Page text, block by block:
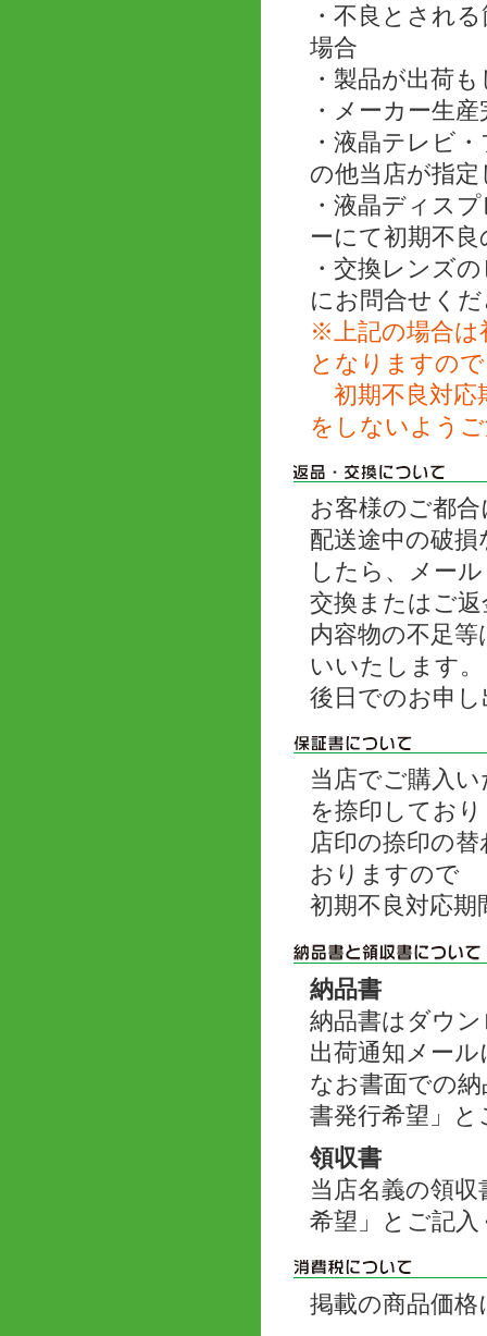
・不良とされ
場合
・製品が出荷
・メーカー生
・液晶テレビ
の他当店が指
・液晶ディス
ーにて初期不
・交換レンズ
にお問合せく
※上記の場合は
となりますの
初期不良対応
をしないよう
お客様のご都
配送途中の破
したら、メー
交換またはご
内容物の不足
いいたします。
後日でのお申
当店でご購入
を捺印してお
店印の捺印の
おりますので
初期不良対応
納品書
納品書はダウ
出荷通知メー
なお書面での
書発行希望」
領収書
当店名義の領
希望」とご記
掲載の商品価